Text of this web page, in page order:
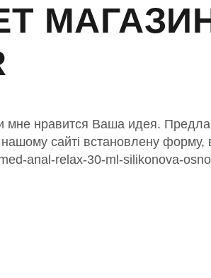
мне нравится Ваша идея.
сайті встановлену форму,
anal-relax-30-ml-silikonova-